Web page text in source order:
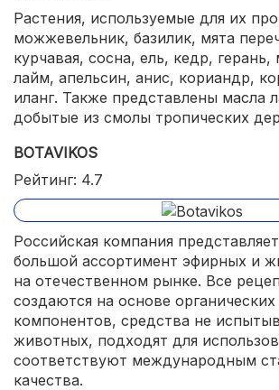
Растения, используемые для их
можжевельник, базилик, мята
курчавая, сосна, ель, кедр,
лайм, апельсин, анис, кориандр,
иланг. Также представлены масла
добытые из смолы тропических
BOTAVIKOS
Рейтинг: 4.7
Российская компания
большой ассортимент эфирных и
на отечественном рынке. Все
создаются на основе
компонентов, средства не
животных, подходят для
соответствуют международным
качества.